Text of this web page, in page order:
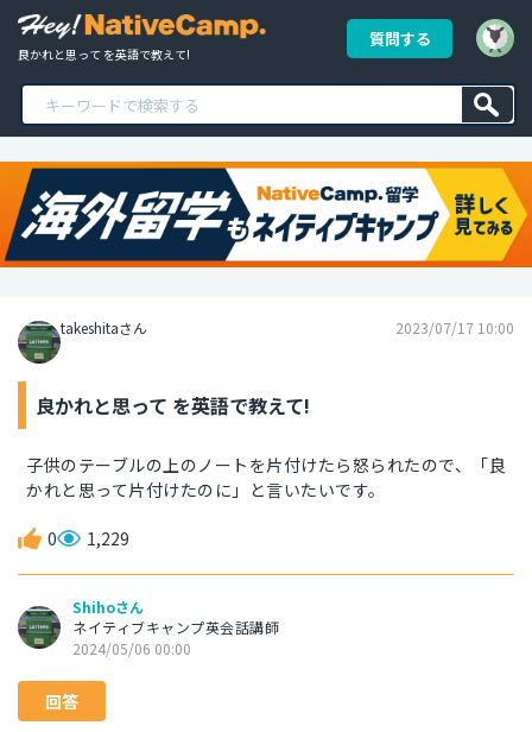
良かれと思って を英語で教えて!
質問する
takeshitaさん 2023/07/17 10:00
良かれと思って を英語で教えて!
子供のテーブルの上のノートを片付けたら怒られたので、「良
かれと思って片付けたのに」と言いたいです。
0 1,229
Shihoさん
ネイティブキャンプ英会話講師
2024/05/06 00:00
回答